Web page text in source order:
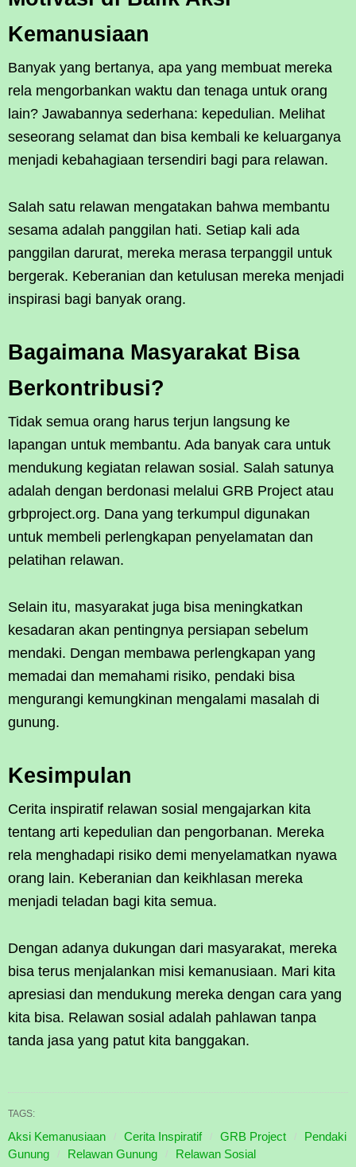
Kemanusiaan
Banyak yang bertanya, apa yang membuat mereka
rela mengorbankan waktu dan tenaga untuk orang
lain? Jawabannya sederhana: kepedulian. Melihat
seseorang selamat dan bisa kembali ke keluarganya
menjadi kebahagiaan tersendiri bagi para relawan.
Salah satu relawan mengatakan bahwa membantu
sesama adalah panggilan hati. Setiap kali ada
panggilan darurat, mereka merasa terpanggil untuk
bergerak. Keberanian dan ketulusan mereka menjadi
inspirasi bagi banyak orang.
Bagaimana Masyarakat Bisa
Berkontribusi?
Tidak semua orang harus terjun langsung ke
lapangan untuk membantu. Ada banyak cara untuk
mendukung kegiatan relawan sosial. Salah satunya
adalah dengan berdonasi melalui GRB Project atau
grbproject.org. Dana yang terkumpul digunakan
untuk membeli perlengkapan penyelamatan dan
pelatihan relawan.
Selain itu, masyarakat juga bisa meningkatkan
kesadaran akan pentingnya persiapan sebelum
mendaki. Dengan membawa perlengkapan yang
memadai dan memahami risiko, pendaki bisa
mengurangi kemungkinan mengalami masalah di
gunung.
Kesimpulan
Cerita inspiratif relawan sosial mengajarkan kita
tentang arti kepedulian dan pengorbanan. Mereka
rela menghadapi risiko demi menyelamatkan nyawa
orang lain. Keberanian dan keikhlasan mereka
menjadi teladan bagi kita semua.
Dengan adanya dukungan dari masyarakat, mereka
bisa terus menjalankan misi kemanusiaan. Mari kita
apresiasi dan mendukung mereka dengan cara yang
kita bisa. Relawan sosial adalah pahlawan tanpa
tanda jasa yang patut kita banggakan.
TAGS:
Aksi Kemanusiaan Cerita Inspiratif GRB Project
Pendaki
Gunung
Relawan Gunung Relawan Sosial